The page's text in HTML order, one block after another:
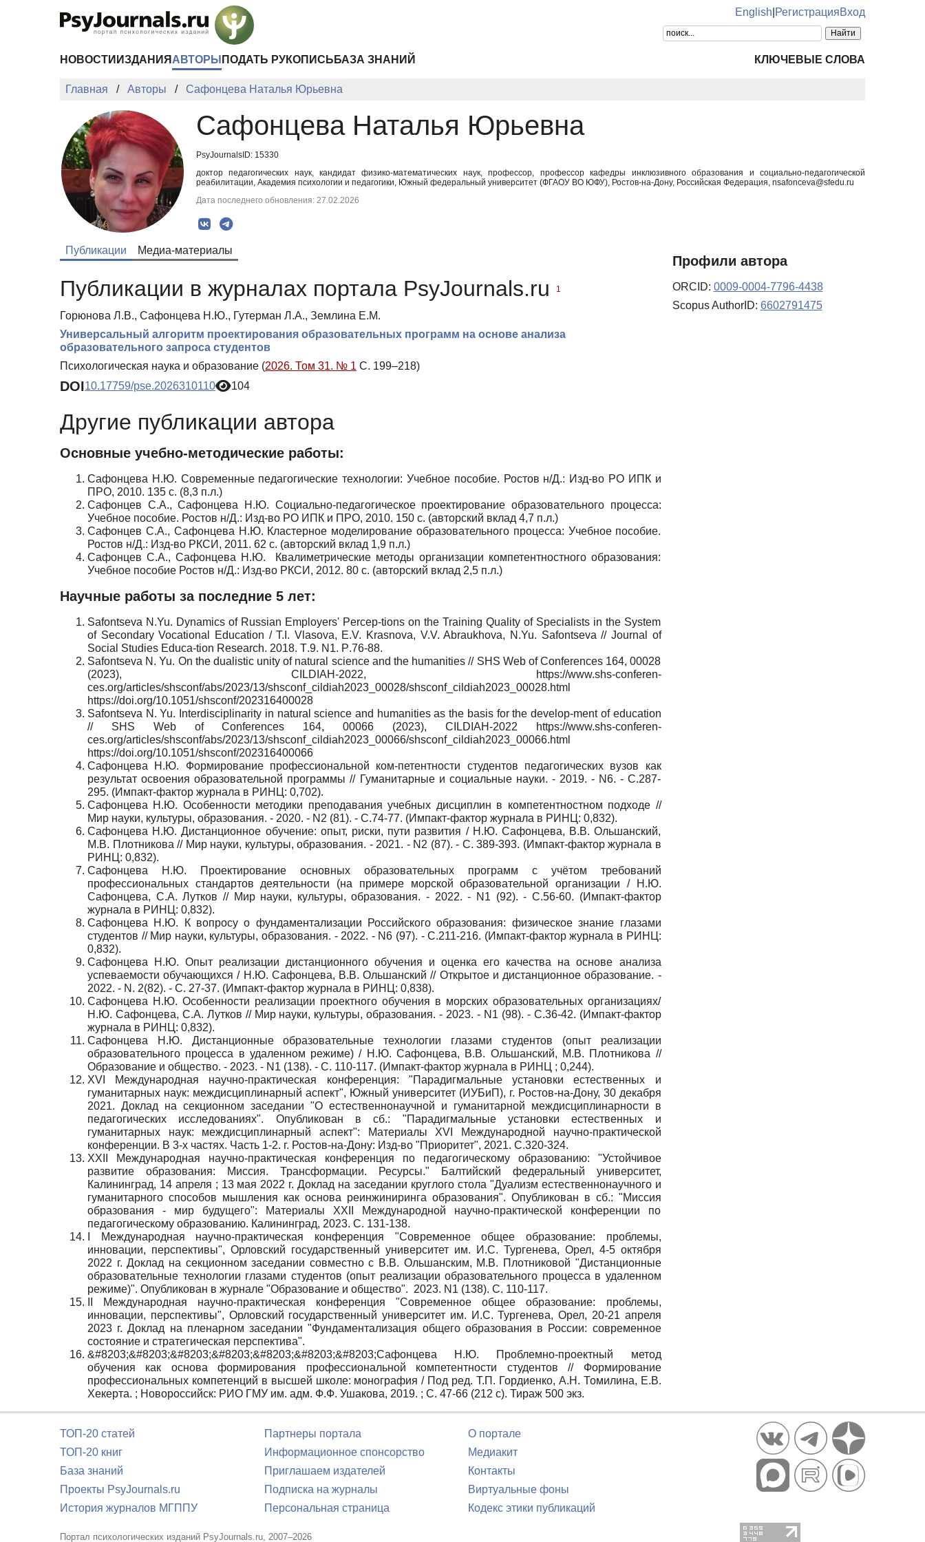
English РегистрацияВход
НОВОСТИ ИЗДАНИЯ АВТОРЫ ПОДАТЬ РУКОПИСЬ БАЗА ЗНАНИЙ КЛЮЧЕВЫЕ СЛОВА
Главная Авторы Сафонцева Наталья Юрьевна
Сафонцева Наталья Юрьевна
PsyJournalsID: 15330
доктор педагогических наук, кандидат физико-математических наук, профессор, профессор кафедры инклюзивного образования и социально-педагогической
реабилитации, Академия психологии и педагогики, Южный федеральный университет (ФГАОУ ВО ЮФУ), Ростов-на-Дону, Российская Федерация, nsafonceva@sfedu.ru
Дата последнего обновления: 27.02.2026
Публикации Медиа-материалы
Публикации в журналах портала PsyJournals.ru 1
Горюнова Л.В., Сафонцева Н.Ю., Гутерман Л.А., Землина Е.М.
Универсальный алгоритм проектирования образовательных программ на основе анализа
образовательного запроса студентов
Психологическая наука и образование (2026. Том 31. № 1 С. 199–218)
DOI10.17759/pse.2026310110 104
Другие публикации автора
Основные учебно-методические работы:
Сафонцева Н.Ю. Современные педагогические технологии: Учебное пособие. Ростов н/Д.: Изд-во РО ИПК и
ПРО, 2010. 135 с. (8,3 п.л.)
Сафонцев С.А., Сафонцева Н.Ю. Социально-педагогическое проектирование образовательного процесса:
Учебное пособие. Ростов н/Д.: Изд-во РО ИПК и ПРО, 2010. 150 с. (авторский вклад 4,7 п.л.)
Сафонцев С.А., Сафонцева Н.Ю. Кластерное моделирование образовательного процесса: Учебное пособие.
Ростов н/Д.: Изд-во РКСИ, 2011. 62 с. (авторский вклад 1,9 п.л.)
Сафонцев С.А., Сафонцева Н.Ю. Квалиметрические методы организации компетентностного образования:
Учебное пособие Ростов н/Д.: Изд-во РКСИ, 2012. 80 с. (авторский вклад 2,5 п.л.)
Научные работы за последние 5 лет:
Safontseva N.Yu. Dynamics of Russian Employers' Percep-tions on the Training Quality of Specialists in the System
of Secondary Vocational Education / T.I. Vlasova, E.V. Krasnova, V.V. Abraukhova, N.Yu. Safontseva // Journal of
Social Studies Educa-tion Research. 2018. Т.9. N1. Р.76-88.
Safontseva N. Yu. On the dualistic unity of natural science and the humanities // SHS Web of Conferences 164, 00028
(2023), CILDIAH-2022, https://www.shs-conferen-
ces.org/articles/shsconf/abs/2023/13/shsconf_cildiah2023_00028/shsconf_cildiah2023_00028.html
https://doi.org/10.1051/shsconf/202316400028
Safontseva N. Yu. Interdisciplinarity in natural science and humanities as the basis for the develop-ment of education
// SHS Web of Conferences 164, 00066 (2023), CILDIAH-2022 https://www.shs-conferen-
ces.org/articles/shsconf/abs/2023/13/shsconf_cildiah2023_00066/shsconf_cildiah2023_00066.html
https://doi.org/10.1051/shsconf/202316400066
Сафонцева Н.Ю. Формирование профессиональной ком-петентности студентов педагогических вузов как
результат освоения образовательной программы // Гуманитарные и социальные науки. - 2019. - N6. - С.287-
295. (Импакт-фактор журнала в РИНЦ: 0,702).
Сафонцева Н.Ю. Особенности методики преподавания учебных дисциплин в компетентностном подходе //
Мир науки, культуры, образования. - 2020. - N2 (81). - С.74-77. (Импакт-фактор журнала в РИНЦ: 0,832).
Сафонцева Н.Ю. Дистанционное обучение: опыт, риски, пути развития / Н.Ю. Сафонцева, В.В. Ольшанский,
М.В. Плотникова // Мир науки, культуры, образования. - 2021. - N2 (87). - С. 389-393. (Импакт-фактор журнала в
РИНЦ: 0,832).
Сафонцева Н.Ю. Проектирование основных образовательных программ с учётом требований
профессиональных стандартов деятельности (на примере морской образовательной организации / Н.Ю.
Сафонцева, С.А. Лутков // Мир науки, культуры, образования. - 2022. - N1 (92). - С.56-60. (Импакт-фактор
журнала в РИНЦ: 0,832).
Сафонцева Н.Ю. К вопросу о фундаментализации Российского образования: физическое знание глазами
студентов // Мир науки, культуры, образования. - 2022. - N6 (97). - С.211-216. (Импакт-фактор журнала в РИНЦ:
0,832).
Сафонцева Н.Ю. Опыт реализации дистанционного обучения и оценка его качества на основе анализа
успеваемости обучающихся / Н.Ю. Сафонцева, В.В. Ольшанский // Открытое и дистанционное образование. -
2022. - N. 2(82). - С. 27-37. (Импакт-фактор журнала в РИНЦ: 0,838).
Сафонцева Н.Ю. Особенности реализации проектного обучения в морских образовательных организациях/
Н.Ю. Сафонцева, С.А. Лутков // Мир науки, культуры, образования. - 2023. - N1 (98). - С.36-42. (Импакт-фактор
журнала в РИНЦ: 0,832).
Сафонцева Н.Ю. Дистанционные образовательные технологии глазами студентов (опыт реализации
образовательного процесса в удаленном режиме) / Н.Ю. Сафонцева, В.В. Ольшанский, М.В. Плотникова //
Образование и общество. - 2023. - N1 (138). - С. 110-117. (Импакт-фактор журнала в РИНЦ ; 0,244).
XVI Международная научно-практическая конференция: "Парадигмальные установки естественных и
гуманитарных наук: междисциплинарный аспект", Южный университет (ИУБиП), г. Ростов-на-Дону, 30 декабря
2021. Доклад на секционном заседании "О естественнонаучной и гуманитарной междисциплинарности в
педагогических исследованиях". Опубликован в сб.: "Парадигмальные установки естественных и
гуманитарных наук: междисциплинарный аспект": Материалы XVI Международной научно-практической
конференции. В 3-х частях. Часть 1-2. г. Ростов-на-Дону: Изд-во "Приоритет", 2021. С.320-324.
ХXII Международная научно-практическая конференция по педагогическому образованию: "Устойчивое
развитие образования: Миссия. Трансформации. Ресурсы." Балтийский федеральный университет,
Калининград, 14 апреля ; 13 мая 2022 г. Доклад на заседании круглого стола "Дуализм естественнонаучного и
гуманитарного способов мышления как основа реинжиниринга образования". Опубликован в сб.: "Миссия
образования - мир будущего": Материалы ХXII Международной научно-практической конференции по
педагогическому образованию. Калининград, 2023. С. 131-138.
I Международная научно-практическая конференция "Современное общее образование: проблемы,
инновации, перспективы", Орловский государственный университет им. И.С. Тургенева, Орел, 4-5 октября
2022 г. Доклад на секционном заседании совместно с В.В. Ольшанским, М.В. Плотниковой "Дистанционные
образовательные технологии глазами студентов (опыт реализации образовательного процесса в удаленном
режиме)". Опубликован в журнале "Образование и общество". 2023. N1 (138). С. 110-117.
II Международная научно-практическая конференция "Современное общее образование: проблемы,
инновации, перспективы", Орловский государственный университет им. И.С. Тургенева, Орел, 20-21 апреля
2023 г. Доклад на пленарном заседании "Фундаментализация общего образования в России: современное
состояние и стратегическая перспектива".
&#8203;&#8203;&#8203;&#8203;&#8203;&#8203;&#8203;Сафонцева Н.Ю. Проблемно-проектный метод
обучения как основа формирования профессиональной компетентности студентов // Формирование
профессиональных компетенций в высшей школе: монография / Под ред. Т.П. Гордиенко, А.Н. Томилина, Е.В.
Хекерта. ; Новороссийск: РИО ГМУ им. адм. Ф.Ф. Ушакова, 2019. ; С. 47-66 (212 с). Тираж 500 экз.
Профили автора
ORCID: 0009-0004-7796-4438
Scopus AuthorID: 6602791475
ТОП-20 статей
ТОП-20 книг
База знаний
Проекты PsyJournals.ru
История журналов МГППУ
Партнеры портала
Информационное спонсорство
Приглашаем издателей
Подписка на журналы
Персональная страница
О портале
Медиакит
Контакты
Виртуальные фоны
Кодекс этики публикаций
Портал психологических изданий PsyJournals.ru, 2007–2026